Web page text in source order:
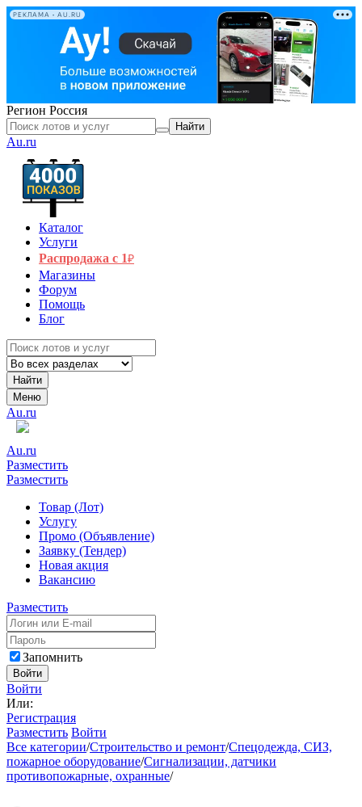
РЕКЛАМА • AU.RU
Регион Россия
Найти
Au.ru
Каталог
Услуги
Распродажа с 1₽
Магазины
Форум
Помощь
Блог
Найти
Меню
Au.ru
Au.ru
Разместить
Разместить
Товар (Лот)
Услугу
Промо (Объявление)
Заявку (Тендер)
Новая акция
Вакансию
Разместить
Запомнить
Войти
Войти
Или:
Регистрация
Разместить Войти
Все категории/Строительство и ремонт/Спецодежда, СИЗ,
пожарное оборудование/Сигнализации, датчики
противопожарные, охранные/